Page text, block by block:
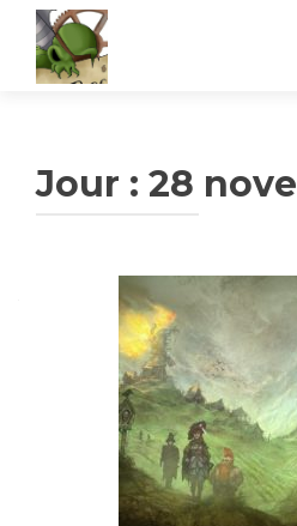
Jour : 28